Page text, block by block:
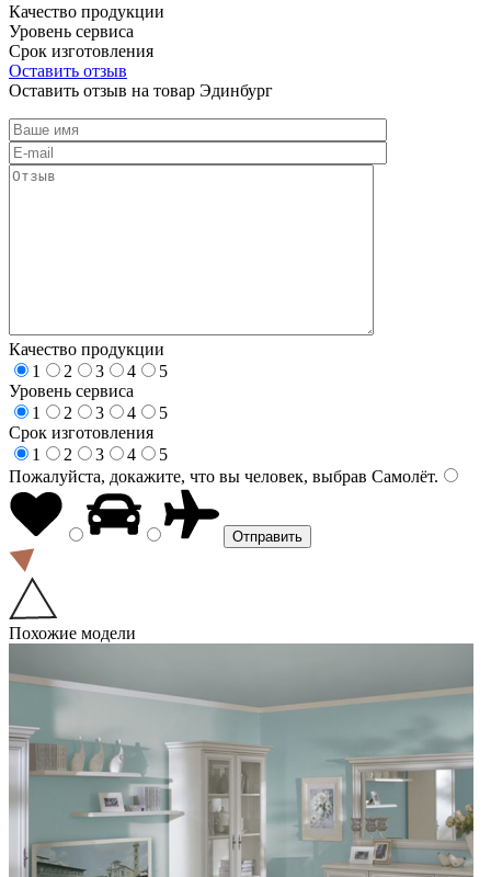
Качество продукции
Уровень сервиса
Срок изготовления
Оставить отзыв
Оставить отзыв на товар Эдинбург
Качество продукции
1
2 3 4
5
Уровень сервиса
1
2 3 4
5
Срок изготовления
1
2 3 4
5
Пожалуйста, докажите, что вы человек, выбрав Самолёт.
Похожие модели